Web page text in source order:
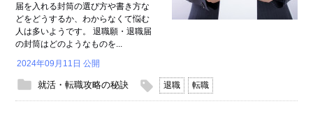
届を入れる封筒の選び方や書き方な
どをどうするか、わからなくて悩む
人は多いようです。 退職願・退職届
の封筒はどのようなものを...
2024年09月11日 公開
就活・転職攻略の秘訣 退職 転職